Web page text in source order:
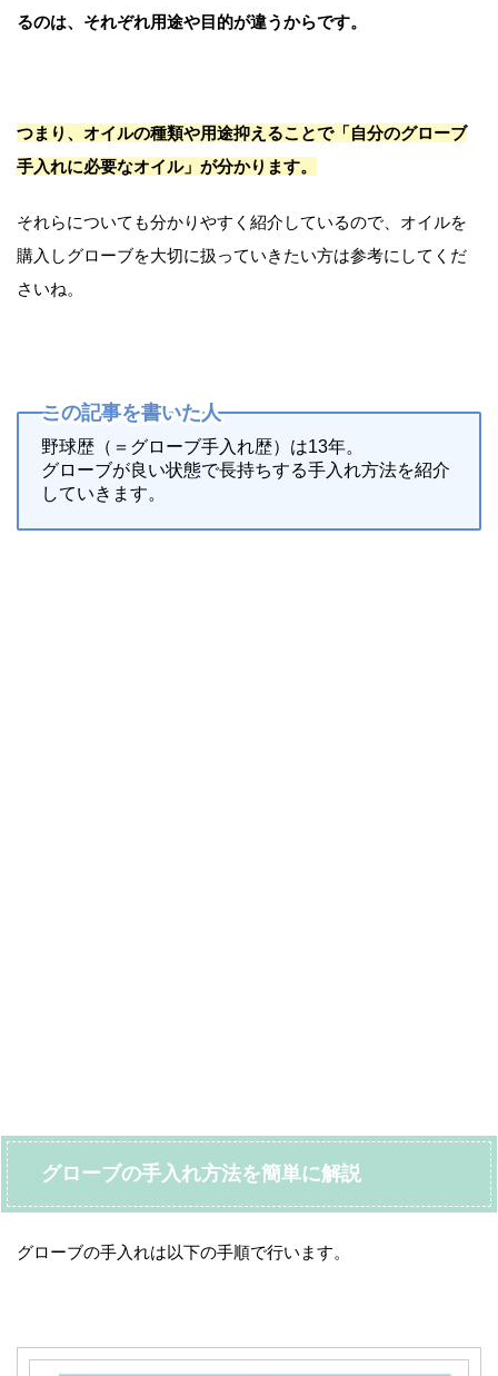
るのは、それぞれ用途や目的が違うからです。
つまり、オイルの種類や用途抑えることで「自分のグローブ
手入れに必要なオイル」が分かります。
それらについても分かりやすく紹介しているので、オイルを
購入しグローブを大切に扱っていきたい方は参考にしてくだ
さいね。
この記事を書いた人
野球歴（＝グローブ手入れ歴）は13年。
グローブが良い状態で長持ちする手入れ方法を紹介
していきます。
グローブの手入れ方法を簡単に解説
グローブの手入れは以下の手順で行います。